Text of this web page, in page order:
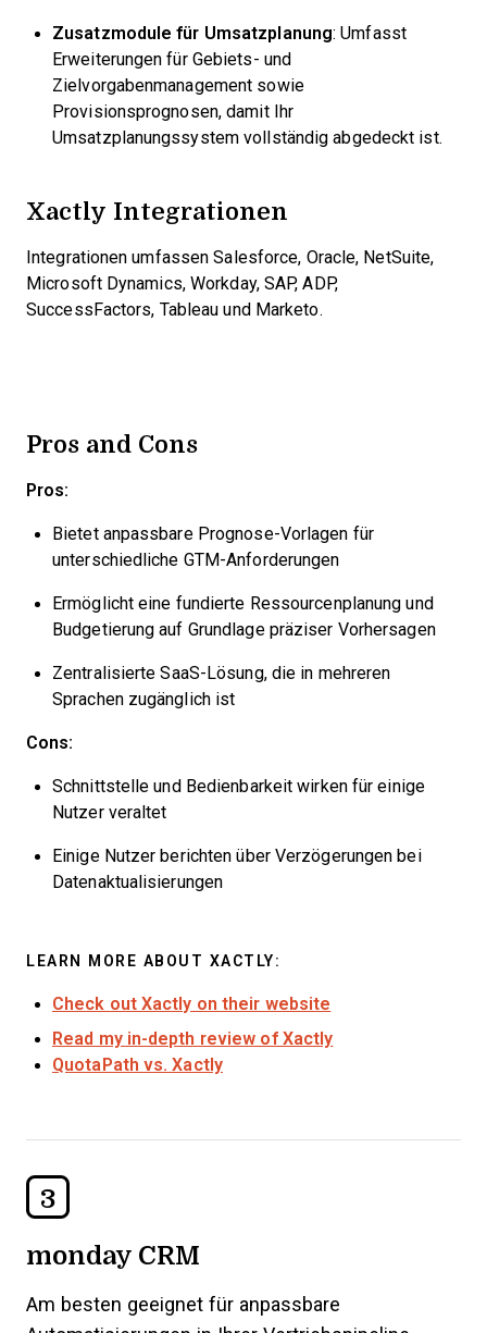
Zusatzmodule für Umsatzplanung: Umfasst
Erweiterungen für Gebiets- und
Zielvorgabenmanagement sowie
Provisionsprognosen, damit Ihr
Umsatzplanungssystem vollständig abgedeckt ist.
Xactly Integrationen
Integrationen umfassen Salesforce, Oracle, NetSuite,
Microsoft Dynamics, Workday, SAP, ADP,
SuccessFactors, Tableau und Marketo.
Pros and Cons
Pros:
Bietet anpassbare Prognose-Vorlagen für
unterschiedliche GTM-Anforderungen
Ermöglicht eine fundierte Ressourcenplanung und
Budgetierung auf Grundlage präziser Vorhersagen
Zentralisierte SaaS-Lösung, die in mehreren
Sprachen zugänglich ist
Cons:
Schnittstelle und Bedienbarkeit wirken für einige
Nutzer veraltet
Einige Nutzer berichten über Verzögerungen bei
Datenaktualisierungen
LEARN MORE ABOUT XACTLY:
Check out Xactly on their website
Read my in-depth review of Xactly
QuotaPath vs. Xactly
3
monday CRM
Am besten geeignet für anpassbare